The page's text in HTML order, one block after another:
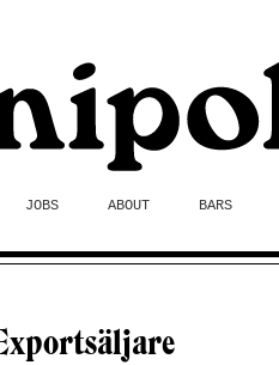
JOBS ABOUT BARS